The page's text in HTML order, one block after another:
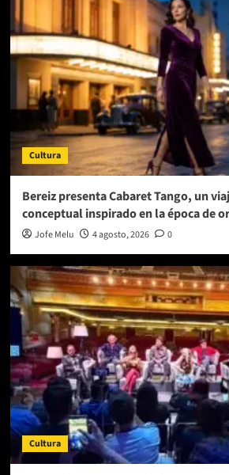
Cultura
Bereiz presenta Cabaret Tango, un
conceptual inspirado en la época de
Jofe Melu 4 agosto, 2026 0
Cultura